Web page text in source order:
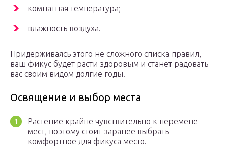
комнатная температура;
влажность воздуха.
Придерживаясь этого не сложного списка правил,
ваш фикус будет расти здоровым и станет радовать
вас своим видом долгие годы.
Освящение и выбор места
Растение крайне чувствительно к перемене
мест, поэтому стоит заранее выбрать
комфортное для фикуса место.